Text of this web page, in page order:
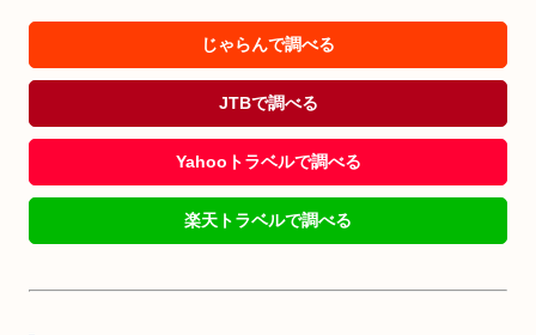
じゃらんで調べる
JTBで調べる
Yahooトラベルで調べる
楽天トラベルで調べる